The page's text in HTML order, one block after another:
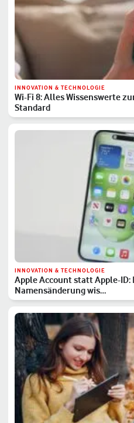
INNOVATION & TECHNOLOGIE
Wi-Fi 8: Alles Wissenswerte
Standard
INNOVATION & TECHNOLOGIE
Apple Account statt Apple-ID:
Namensänderung wis…